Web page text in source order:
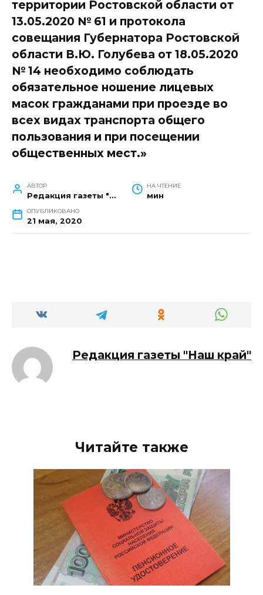
территории Ростовской области от
13.05.2020 № 61 и протокола
совещания Губернатора Ростовской
области В.Ю. Голубева от 18.05.2020
№ 14 необходимо соблюдать
обязательное ношение лицевых
масок гражданами при проезде во
всех видах транспорта общего
пользования и при посещении
общественных мест.»
АВТОР
Редакция газеты "Наш край"
НА ЧТЕНИЕ
мин
ОПУБЛИКОВАНО
21 мая, 2020
Редакция газеты "Наш край"
Читайте также